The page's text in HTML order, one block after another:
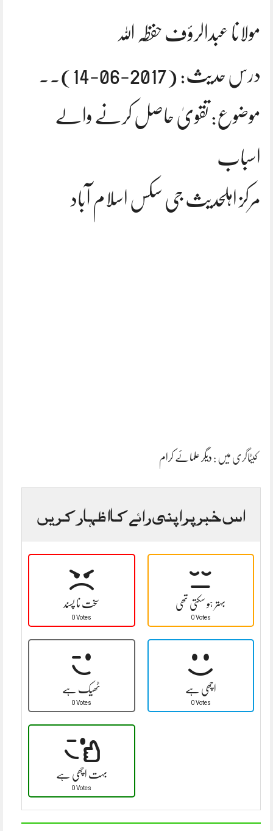
مولانا عبدالرؤف حفظہ اللہ
درس حدیث: (2017-06-14).۔
موضوع: تقویٰ حاصل کرنے والے
اسباب
مرکز اہلحدیث جی سکس اسلام آباد
کیٹاگری میں : دیگر علمائے کرام
اس خبر پر اپنی رائے کا اظہار کریں
سخت نا پسند
0 Votes
بہتر ہو سکتی تھی
0 Votes
ٹھیک ہے
0 Votes
اچھی ہے
0 Votes
بہت اچھی ہے
0 Votes